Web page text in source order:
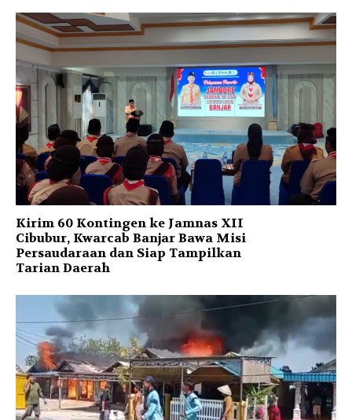
Kirim 60 Kontingen ke Jamnas XII
Cibubur, Kwarcab Banjar Bawa Misi
Persaudaraan dan Siap Tampilkan
Tarian Daerah